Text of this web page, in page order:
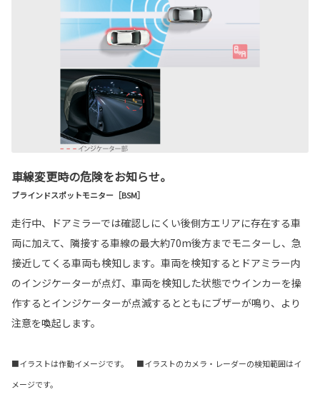
車線変更時の危険をお知らせ。
ブラインドスポットモニター［BSM］
走行中、ドアミラーでは確認しにくい後側方エリアに存在する車
両に加えて、隣接する車線の最大約70m後方までモニターし、急
接近してくる車両も検知します。車両を検知するとドアミラー内
のインジケーターが点灯、車両を検知した状態でウインカーを操
作するとインジケーターが点滅するとともにブザーが鳴り、より
注意を喚起します。
■イラストは作動イメージです。 ■イラストのカメラ・レーダーの検知範囲はイ
メージです。